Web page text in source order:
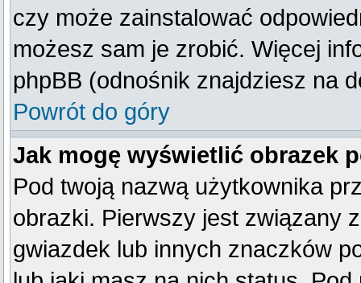
czy może zainstalować
możesz sam je zrobić. Więcej
phpBB (odnośnik znajdziesz na
Powrót do góry
Jak mogę wyświetlić obrazek
Pod twoją nazwą użytkownika
obrazki. Pierwszy jest związany
gwiazdek lub innych znaczków